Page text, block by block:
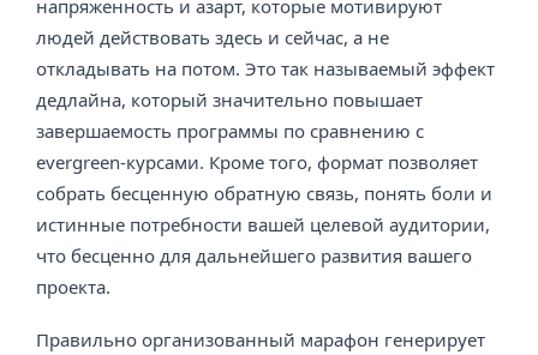
напряженность и азарт, которые мотивируют
людей действовать здесь и сейчас, а не
откладывать на потом. Это так называемый эффект
дедлайна, который значительно повышает
завершаемость программы по сравнению с
evergreen-курсами. Кроме того, формат позволяет
собрать бесценную обратную связь, понять боли и
истинные потребности вашей целевой аудитории,
что бесценно для дальнейшего развития вашего
проекта.
Правильно организованный марафон генерирует